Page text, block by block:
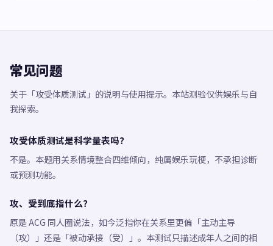
常见问题
关于「攻受体质测试」的说明与使用提示。本站测验仅供娱乐与自
我探索。
攻受体质测试是科学量表吗？
不是。本题用关系情境整合四维倾向，纯属娱乐玩梗，不承担诊断
或预测功能。
攻、受到底指什么？
原是 ACG 同人圈说法，如今泛指你在关系里更偏「主动主导
（攻）」还是「被动承接（受）」。本测试只描述成年人之间的相